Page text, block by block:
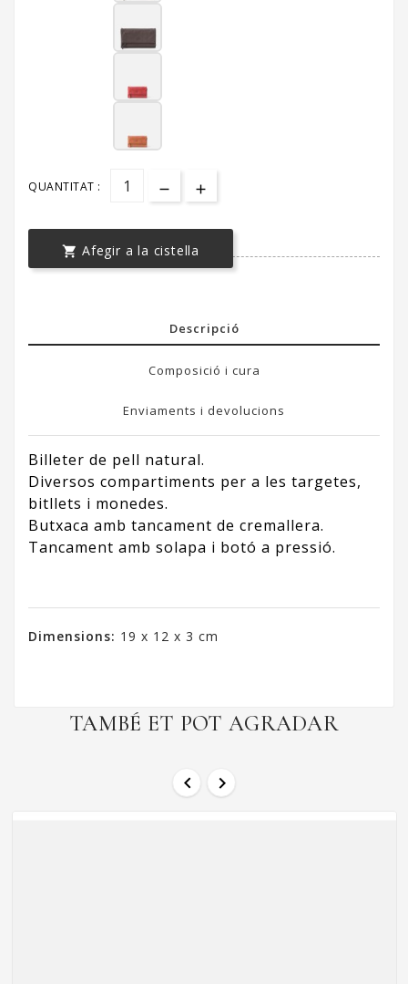
QUANTITAT :
 Afegir a la cistella
Descripció
Composició i cura
Enviaments i devolucions
Billeter de pell natural.
Diversos compartiments per a les targetes,
bitllets i monedes.
Butxaca amb tancament de cremallera.
Tancament amb solapa i botó a pressió.
Dimensions: 19 x 12 x 3 cm
TAMBÉ ET POT AGRADAR
 